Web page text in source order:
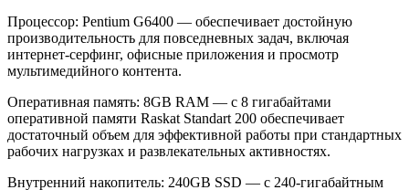
Процессор: Pentium G6400 — обеспечивает достойную
производительность для повседневных задач, включая
интернет-серфинг, офисные приложения и просмотр
мультимедийного контента.
Оперативная память: 8GB RAM — с 8 гигабайтами
оперативной памяти Raskat Standart 200 обеспечивает
достаточный объем для эффективной работы при стандартных
рабочих нагрузках и развлекательных активностях.
Внутренний накопитель: 240GB SSD — с 240-гигабайтным